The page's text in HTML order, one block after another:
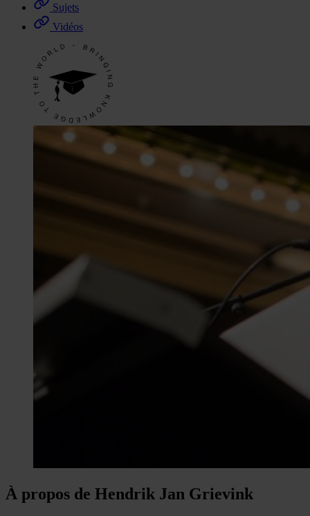
Sujets
Vidéos
À propos de Hendrik Jan Grievink